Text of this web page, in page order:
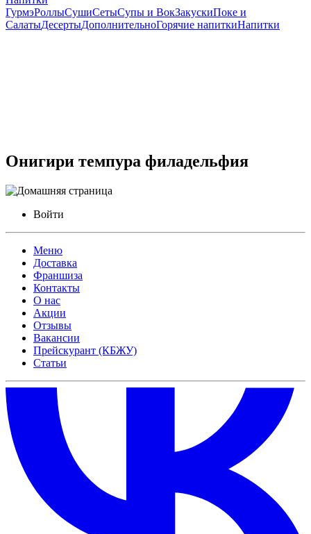
ГурмэРоллыСушиСетыСупы и ВокЗакускиПоке и
СалатыДесертыДополнительноГорячие напиткиНапитки
Онигири темпура филадельфия
Войти
Меню
Доставка
Франшиза
Контакты
О нас
Акции
Отзывы
Вакансии
Прейскурант (КБЖУ)
Статьи